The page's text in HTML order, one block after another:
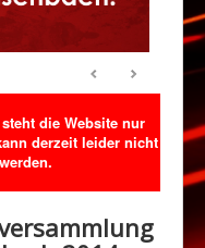
die Website nur
derzeit leider nicht